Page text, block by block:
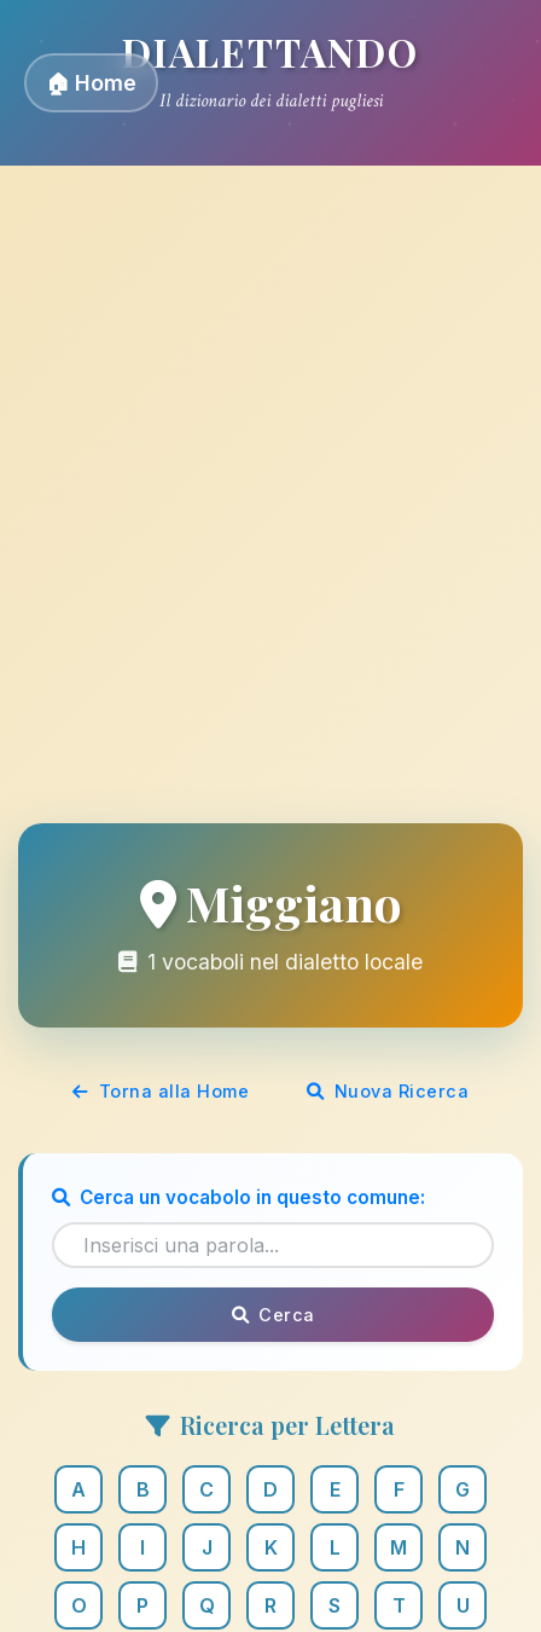
🏠 Home
DIALETTANDO
Il dizionario dei dialetti pugliesi
Miggiano
1 vocaboli nel dialetto locale
Torna alla Home Nuova Ricerca
Cerca un vocabolo in questo comune:
Cerca
Ricerca per Lettera
A B C D E F G
H I J K L M N
O P Q R S T U